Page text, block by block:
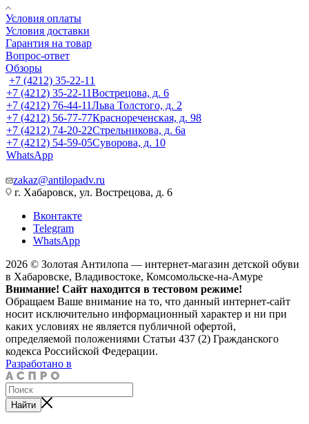
Условия оплаты
Условия доставки
Гарантия на товар
Вопрос-ответ
Обзоры
+7 (4212) 35-22-11
+7 (4212) 35-22-11Вострецова, д. 6
+7 (4212) 76-44-11Льва Толстого, д. 2
+7 (4212) 56-77-77Краснореченская, д. 98
+7 (4212) 74-20-22Стрельникова, д. 6а
+7 (4212) 54-59-05Суворова, д. 10
WhatsApp
zakaz@antilopadv.ru
г. Хабаровск, ул. Вострецова, д. 6
Вконтакте
Telegram
WhatsApp
2026 © Золотая Антилопа — интернет-магазин детской обуви
в Хабаровске, Владивостоке, Комсомольске-на-Амуре
Внимание! Сайт находится в тестовом режиме!
Обращаем Ваше внимание на то, что данный интернет-сайт
носит исключительно информационный характер и ни при
каких условиях не является публичной офертой,
определяемой положениями Статьи 437 (2) Гражданского
кодекса Российской Федерации.
Разработано в
Найти